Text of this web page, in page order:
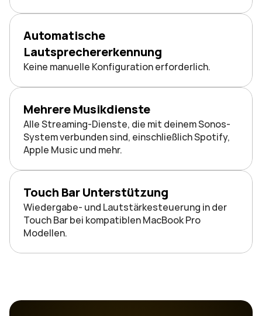
Automatische
Lautsprechererkennung
Keine manuelle Konfiguration erforderlich.
Mehrere Musikdienste
Alle Streaming-Dienste, die mit deinem Sonos-
System verbunden sind, einschließlich Spotify,
Apple Music und mehr.
Touch Bar Unterstützung
Wiedergabe- und Lautstärkesteuerung in der
Touch Bar bei kompatiblen MacBook Pro
Modellen.